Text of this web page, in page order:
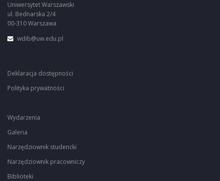
Uniwersytet Warszawski
ul. Bednarska 2/4
00-310 Warszawa
wdib@uw.edu.pl
Deklaracja dostępności
Polityka prywatności
Wydarzenia
Galeria
Narzędziownik studencki
Narzędziownik pracowniczy
Biblioteki